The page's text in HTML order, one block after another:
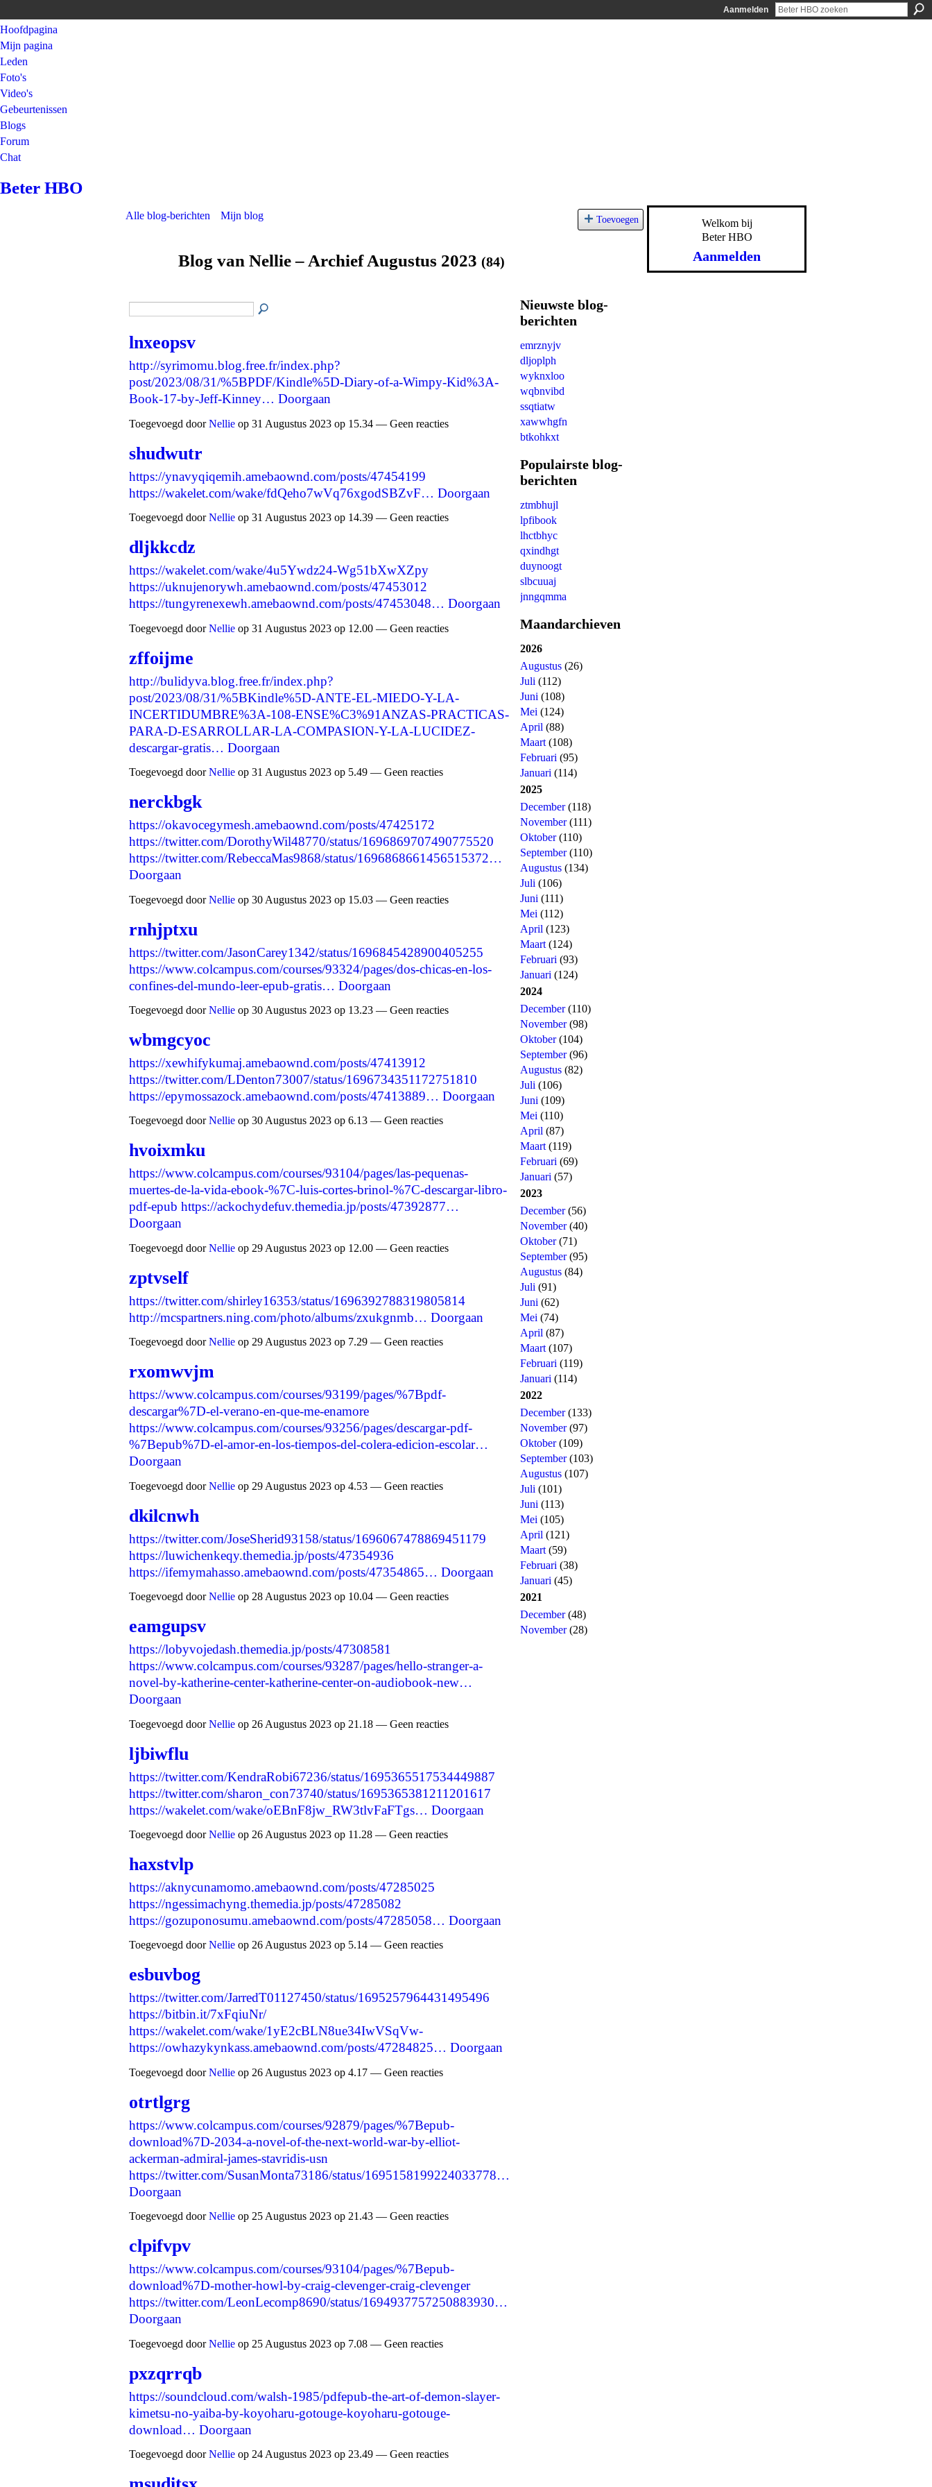
Aanmelden
Hoofdpagina
Mijn pagina
Leden
Foto's
Video's
Gebeurtenissen
Blogs
Forum
Chat
Beter HBO
Alle blog-berichten Mijn blog Toevoegen
Blog van Nellie – Archief Augustus 2023 (84)
lnxeopsv
http://syrimomu.blog.free.fr/index.php?
post/2023/08/31/%5BPDF/Kindle%5D-Diary-of-a-Wimpy-Kid%3A-
Book-17-by-Jeff-Kinney… Doorgaan
Toegevoegd doorNellie op 31 Augustus 2023 op 15.34 — Geen reacties
shudwutr
https://ynavyqiqemih.amebaownd.com/posts/47454199
https://wakelet.com/wake/fdQeho7wVq76xgodSBZvF… Doorgaan
Toegevoegd doorNellie op 31 Augustus 2023 op 14.39 — Geen reacties
dljkkcdz
https://wakelet.com/wake/4u5Ywdz24-Wg51bXwXZpy
https://uknujenorywh.amebaownd.com/posts/47453012
https://tungyrenexewh.amebaownd.com/posts/47453048… Doorgaan
Toegevoegd doorNellie op 31 Augustus 2023 op 12.00 — Geen reacties
zffoijme
http://bulidyva.blog.free.fr/index.php?
post/2023/08/31/%5BKindle%5D-ANTE-EL-MIEDO-Y-LA-
INCERTIDUMBRE%3A-108-ENSE%C3%91ANZAS-PRACTICAS-
PARA-D-ESARROLLAR-LA-COMPASION-Y-LA-LUCIDEZ-
descargar-gratis… Doorgaan
Toegevoegd doorNellie op 31 Augustus 2023 op 5.49 — Geen reacties
nerckbgk
https://okavocegymesh.amebaownd.com/posts/47425172
https://twitter.com/DorothyWil48770/status/1696869707490775520
https://twitter.com/RebeccaMas9868/status/1696868661456515372…
Doorgaan
Toegevoegd doorNellie op 30 Augustus 2023 op 15.03 — Geen reacties
rnhjptxu
https://twitter.com/JasonCarey1342/status/1696845428900405255
https://www.colcampus.com/courses/93324/pages/dos-chicas-en-los-
confines-del-mundo-leer-epub-gratis… Doorgaan
Toegevoegd doorNellie op 30 Augustus 2023 op 13.23 — Geen reacties
wbmgcyoc
https://xewhifykumaj.amebaownd.com/posts/47413912
https://twitter.com/LDenton73007/status/1696734351172751810
https://epymossazock.amebaownd.com/posts/47413889… Doorgaan
Toegevoegd doorNellie op 30 Augustus 2023 op 6.13 — Geen reacties
hvoixmku
https://www.colcampus.com/courses/93104/pages/las-pequenas-
muertes-de-la-vida-ebook-%7C-luis-cortes-brinol-%7C-descargar-libro-
pdf-epub https://ackochydefuv.themedia.jp/posts/47392877…
Doorgaan
Toegevoegd doorNellie op 29 Augustus 2023 op 12.00 — Geen reacties
zptvself
https://twitter.com/shirley16353/status/1696392788319805814
http://mcspartners.ning.com/photo/albums/zxukgnmb… Doorgaan
Toegevoegd doorNellie op 29 Augustus 2023 op 7.29 — Geen reacties
rxomwvjm
https://www.colcampus.com/courses/93199/pages/%7Bpdf-
descargar%7D-el-verano-en-que-me-enamore
https://www.colcampus.com/courses/93256/pages/descargar-pdf-
%7Bepub%7D-el-amor-en-los-tiempos-del-colera-edicion-escolar…
Doorgaan
Toegevoegd doorNellie op 29 Augustus 2023 op 4.53 — Geen reacties
dkilcnwh
https://twitter.com/JoseSherid93158/status/1696067478869451179
https://luwichenkeqy.themedia.jp/posts/47354936
https://ifemymahasso.amebaownd.com/posts/47354865… Doorgaan
Toegevoegd doorNellie op 28 Augustus 2023 op 10.04 — Geen reacties
eamgupsv
https://lobyvojedash.themedia.jp/posts/47308581
https://www.colcampus.com/courses/93287/pages/hello-stranger-a-
novel-by-katherine-center-katherine-center-on-audiobook-new…
Doorgaan
Toegevoegd doorNellie op 26 Augustus 2023 op 21.18 — Geen reacties
ljbiwflu
https://twitter.com/KendraRobi67236/status/1695365517534449887
https://twitter.com/sharon_con73740/status/1695365381211201617
https://wakelet.com/wake/oEBnF8jw_RW3tlvFaFTgs… Doorgaan
Toegevoegd doorNellie op 26 Augustus 2023 op 11.28 — Geen reacties
haxstvlp
https://aknycunamomo.amebaownd.com/posts/47285025
https://ngessimachyng.themedia.jp/posts/47285082
https://gozuponosumu.amebaownd.com/posts/47285058… Doorgaan
Toegevoegd doorNellie op 26 Augustus 2023 op 5.14 — Geen reacties
esbuvbog
https://twitter.com/JarredT01127450/status/1695257964431495496
https://bitbin.it/7xFqiuNr/
https://wakelet.com/wake/1yE2cBLN8ue34IwVSqVw-
https://owhazykynkass.amebaownd.com/posts/47284825… Doorgaan
Toegevoegd doorNellie op 26 Augustus 2023 op 4.17 — Geen reacties
otrtlgrg
https://www.colcampus.com/courses/92879/pages/%7Bepub-
download%7D-2034-a-novel-of-the-next-world-war-by-elliot-
ackerman-admiral-james-stavridis-usn
https://twitter.com/SusanMonta73186/status/1695158199224033778…
Doorgaan
Toegevoegd doorNellie op 25 Augustus 2023 op 21.43 — Geen reacties
clpifvpv
https://www.colcampus.com/courses/93104/pages/%7Bepub-
download%7D-mother-howl-by-craig-clevenger-craig-clevenger
https://twitter.com/LeonLecomp8690/status/1694937757250883930…
Doorgaan
Toegevoegd doorNellie op 25 Augustus 2023 op 7.08 — Geen reacties
pxzqrrqb
https://soundcloud.com/walsh-1985/pdfepub-the-art-of-demon-slayer-
kimetsu-no-yaiba-by-koyoharu-gotouge-koyoharu-gotouge-
download… Doorgaan
Toegevoegd doorNellie op 24 Augustus 2023 op 23.49 — Geen reacties
Nieuwste blog-
berichten
emrznyjv
dljoplph
wyknxloo
wqbnvibd
ssqtiatw
xawwhgfn
btkohkxt
Populairste blog-
berichten
ztmbhujl
lpfibook
lhctbhyc
qxindhgt
duynoogt
slbcuuaj
jnngqmma
Maandarchieven
2026
Augustus (26)
Juli (112)
Juni (108)
Mei (124)
April (88)
Maart (108)
Februari (95)
Januari (114)
2025
December(118)
November(111)
Oktober(110)
September(110)
Augustus (134)
Juli (106)
Juni (111)
Mei (112)
April (123)
Maart (124)
Februari (93)
Januari (124)
2024
December(110)
November(98)
Oktober(104)
September(96)
Augustus (82)
Juli (106)
Juni (109)
Mei (110)
April (87)
Maart (119)
Februari (69)
Januari (57)
2023
December(56)
November(40)
Oktober(71)
September(95)
Augustus (84)
Juli (91)
Juni (62)
Mei (74)
April (87)
Maart (107)
Februari (119)
Januari (114)
2022
December(133)
November(97)
Oktober(109)
September(103)
Augustus (107)
Juli (101)
Juni (113)
Mei (105)
April (121)
Maart (59)
Februari (38)
Januari (45)
2021
December(48)
November(28)
Welkom bij
Beter HBO
Aanmelden